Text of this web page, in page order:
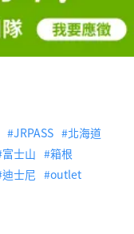
JRPASS
北海道
富士山
箱根
迪士尼
outlet